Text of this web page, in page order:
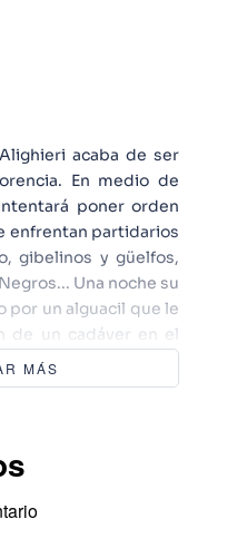
acaba de ser
En medio de
poner orden
enfrentan partidarios
gibelinos y güelfos,
Una noche su
un alguacil que le
de un cadáver en el
el Consejo de la
Aunque en
ha aparecido el
amante del músico
MÁS